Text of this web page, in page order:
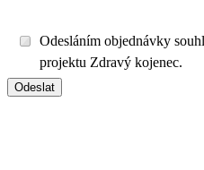
Odesláním objednávky
projektu Zdravý kojenec.